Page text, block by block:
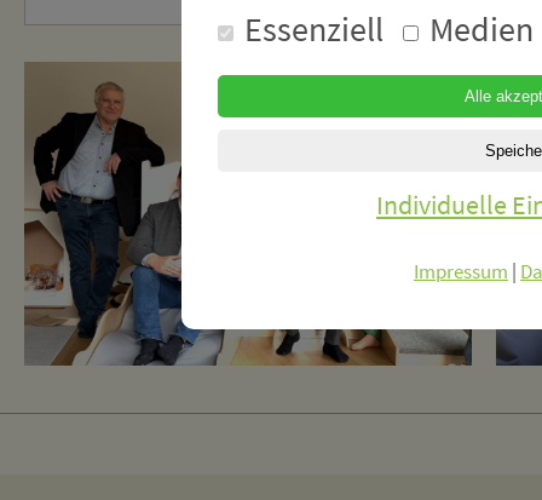
Essenziell Medien
Individuelle
Impressum |